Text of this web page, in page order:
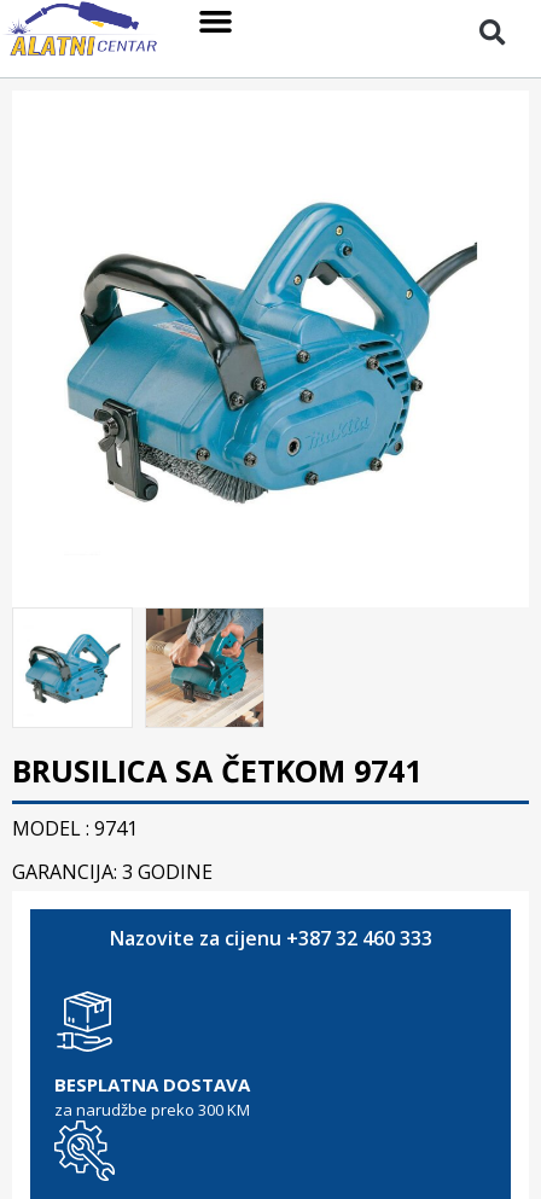
BRUSILICA SA ČETKOM 9741
MODEL : 9741
GARANCIJA: 3 GODINE
Nazovite za cijenu +387 32 460 333
BESPLATNA DOSTAVA
za narudžbe preko 300 KM